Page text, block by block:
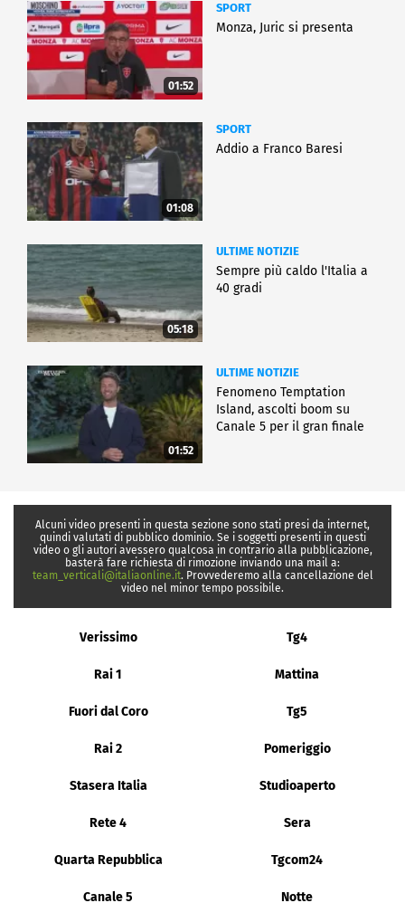
01:52
SPORT
Monza, Juric si presenta
01:08
SPORT
Addio a Franco Baresi
05:18
ULTIME NOTIZIE
Sempre più caldo l'Italia a
40 gradi
01:52
ULTIME NOTIZIE
Fenomeno Temptation
Island, ascolti boom su
Canale 5 per il gran finale
Alcuni video presenti in questa sezione sono stati presi da internet,
quindi valutati di pubblico dominio. Se i soggetti presenti in questi
video o gli autori avessero qualcosa in contrario alla pubblicazione,
basterà fare richiesta di rimozione inviando una mail a:
team_verticali@italiaonline.it. Provvederemo alla cancellazione del
video nel minor tempo possibile.
Verissimo Tg4
Rai 1 Mattina
Fuori dal Coro Tg5
Rai 2 Pomeriggio
Stasera Italia Studioaperto
Rete 4 Sera
Quarta Repubblica Tgcom24
Canale 5 Notte